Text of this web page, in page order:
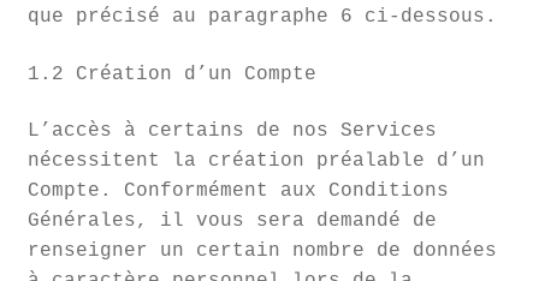
que précisé au paragraphe 6 ci-dessous.
1.2 Création d’un Compte
L’accès à certains de nos Services
nécessitent la création préalable d’un
Compte. Conformément aux Conditions
Générales, il vous sera demandé de
renseigner un certain nombre de données